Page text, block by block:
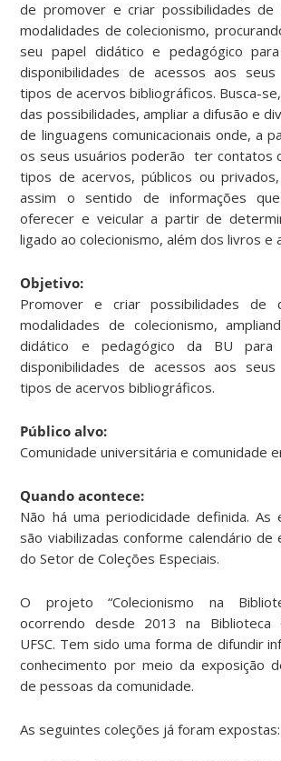
de promover e criar possibilidades de
modalidades de colecionismo,
seu papel didático e pedagógico
disponibilidades de acessos aos
tipos de acervos bibliográficos. Busca-
das possibilidades, ampliar a difusão e
de linguagens comunicacionais onde, a
os seus usuários poderão ter contatos
tipos de acervos, públicos ou privados,
assim o sentido de informações
oferecer e veicular a partir de
ligado ao colecionismo, além dos livros e
Objetivo:
Promover e criar possibilidades de
modalidades de colecionismo,
didático e pedagógico da BU para
disponibilidades de acessos aos
tipos de acervos bibliográficos.
Público alvo:
Comunidade universitária e comunidade
Quando acontece:
Não há uma periodicidade definida. As
são viabilizadas conforme calendário de
do Setor de Coleções Especiais.
O projeto “Colecionismo na
ocorrendo desde 2013 na Biblioteca
UFSC. Tem sido uma forma de difundir
conhecimento por meio da exposição
de pessoas da comunidade.
As seguintes coleções já foram expostas: